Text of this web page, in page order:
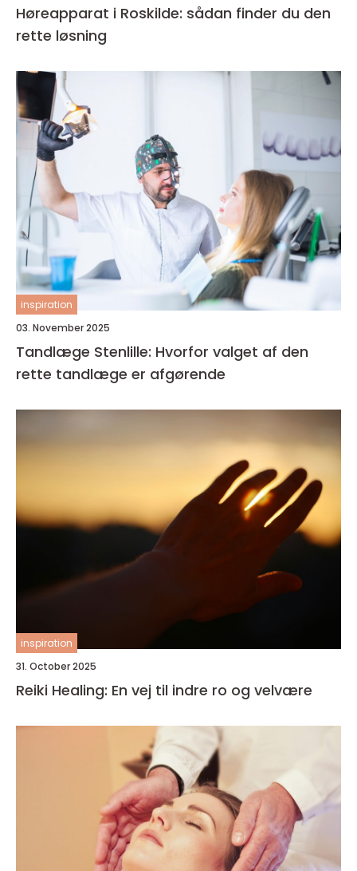
Høreapparat i Roskilde: sådan finder du den
rette løsning
inspiration
03. November 2025
Tandlæge Stenlille: Hvorfor valget af den
rette tandlæge er afgørende
inspiration
31. October 2025
Reiki Healing: En vej til indre ro og velvære